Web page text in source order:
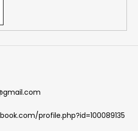
i
gmail.com
profile.php?id=100089135